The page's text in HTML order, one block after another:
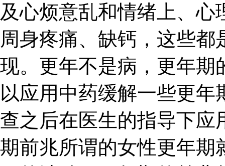
及心烦意乱和情绪上、
周身疼痛、缺钙，这些
现。更年不是病，更年期
以应用中药缓解一些更
查之后在医生的指导下应
期前兆所谓的女性更年期